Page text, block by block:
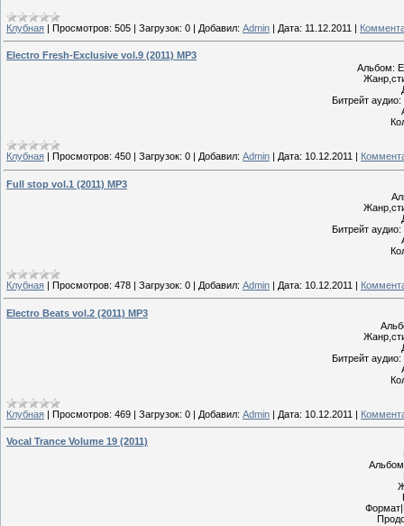
Клубная | Просмотров: 505 | Загрузок: 0 | Добавил: Admin | Дата: 11.12.2011 |
Electro Fresh-Exclusive vol.9 (2011) MP3
Альбом:
Битрейт
Клубная | Просмотров: 450 | Загрузок: 0 | Добавил: Admin | Дата: 10.12.2011 |
Full stop vol.1 (2011) MP3
Битрейт
Клубная | Просмотров: 478 | Загрузок: 0 | Добавил: Admin | Дата: 10.12.2011 |
Electro Beats vol.2 (2011) MP3
Битрейт
Клубная | Просмотров: 469 | Загрузок: 0 | Добавил: Admin | Дата: 10.12.2011 |
Vocal Trance Volume 19 (2011)